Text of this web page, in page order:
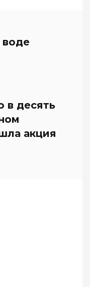
воде
в десять
акция